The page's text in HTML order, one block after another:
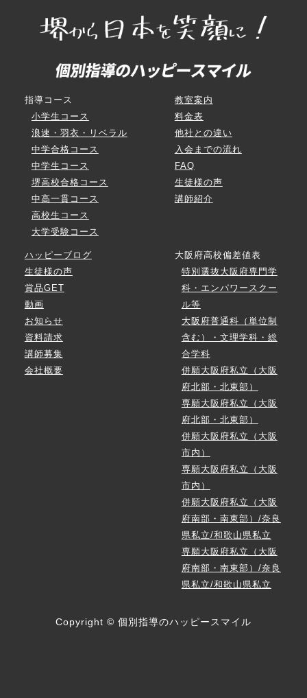
指導コース
小学生コース
浪速・羽衣・リベラル
中学合格コース
中学生コース
堺高校合格コース
中高一貫コース
高校生コース
大学受験コース
教室案内
料金表
他社との違い
入会までの流れ
FAQ
生徒様の声
講師紹介
ハッピーブログ
生徒様の声
賞品GET
動画
お知らせ
資料請求
講師募集
会社概要
大阪府高校偏差値表
特別選抜大阪府専門学
科・エンパワースクー
ル等
大阪府普通科（単位制
含む）・文理学科・総
合学科
併願大阪府私立（大阪
府北部・北東部）
専願大阪府私立（大阪
府北部・北東部）
併願大阪府私立（大阪
市内）
専願大阪府私立（大阪
市内）
併願大阪府私立（大阪
府南部・南東部）/奈良
県私立/和歌山県私立
専願大阪府私立（大阪
府南部・南東部）/奈良
県私立/和歌山県私立
Copyright © 個別指導のハッピースマイル